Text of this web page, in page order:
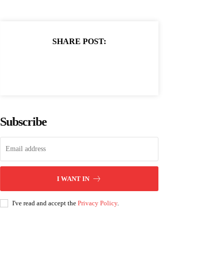
SHARE POST:
Subscribe
I WANT IN
I've read and accept thePrivacy Policy.